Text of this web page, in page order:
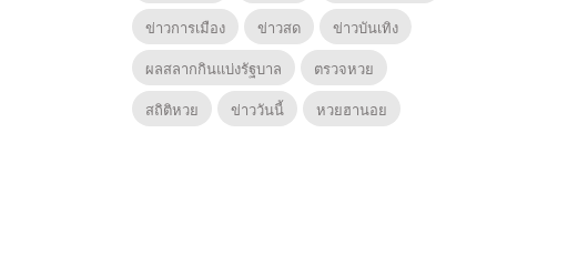
ข่าวการเมือง
ข่าวสด
ข่าวบันเทิง
ผลสลากกินแบ่งรัฐบาล
ตรวจหวย
สถิติหวย
ข่าววันนี้ หวยฮานอย